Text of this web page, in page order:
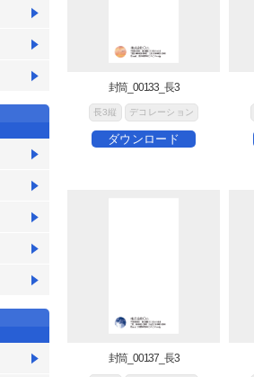
封筒_00133_長3
長3縦 デコレーション
ダウンロード
封筒_00137_長3